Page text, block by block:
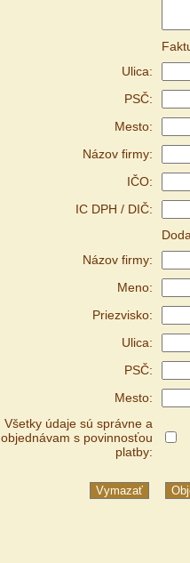
Ulica:
PSČ:
Mesto:
Názov firmy:
IČO:
IC DPH / DIČ:
Názov firmy:
Meno:
Priezvisko:
Ulica:
PSČ:
Mesto:
Všetky údaje sú správne a
objednávam s povinnosťou
platby: